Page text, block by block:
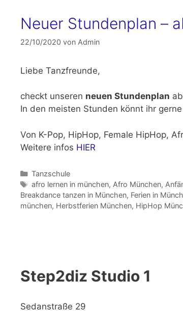
Neuer Stundenplan –
22/10/2020 von Admin
Liebe Tanzfreunde,
checkt unseren neuen Stundenplan
In den meisten Stunden könnt ihr
Von K-Pop, HipHop, Female HipHop,
Weitere infos HIER
Kategorien
Tanzschule
Schlagwörter
afro lernen in münchen, Afro München,
Breakdance tanzen in München, Ferien in
münchen, Herbstferien München, HipHop
Step2diz Studio 1
Sedanstraße 29